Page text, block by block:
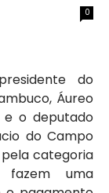
0
do
Áureo
e o deputado
do Campo
categoria
fazem uma